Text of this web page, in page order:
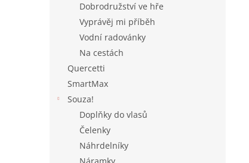
Dobrodružství ve hře
Vyprávěj mi příběh
Vodní radovánky
Na cestách
Quercetti
SmartMax
Souza!
Doplňky do vlasů
Čelenky
Náhrdelníky